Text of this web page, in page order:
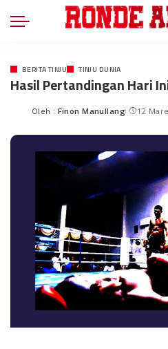
BERITA TINJU TINJU DUNIA
Hasil Pertandingan Hari
Oleh : Finon Manullang 12